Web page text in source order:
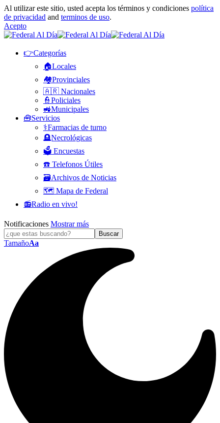
Al utilizar este sitio, usted acepta los términos y condiciones política
de privacidad and terminos de uso.
Acepto
👉Categorías
🏠Locales
🏘️Provinciales
🇦🇷 Nacionales
👮Policiales
🚜Municipales
🧰Servicios
⚕️Farmacias de turno
🪦Necrológicas
🗳️ Encuestas
☎️ Telefonos Útiles
🗃️Archivos de Noticias
🗺️ Mapa de Federal
📻Radio en vivo!
Notificaciones Mostrar más
TamañoAa